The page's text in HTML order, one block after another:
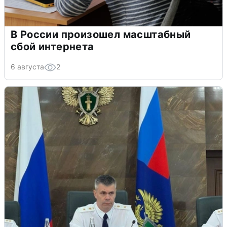
В России произошел масштабный
сбой интернета
6 августа 2